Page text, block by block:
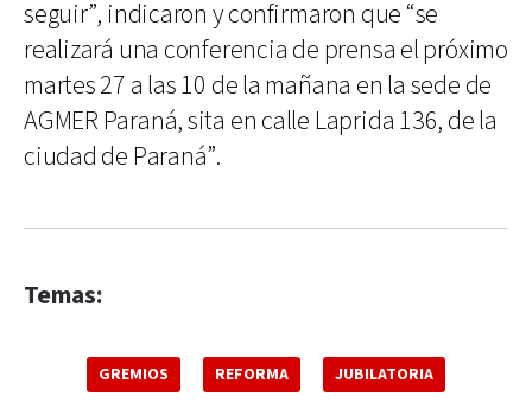
seguir”, indicaron y confirmaron que “se
realizará una conferencia de prensa el próximo
martes 27 a las 10 de la mañana en la sede de
AGMER Paraná, sita en calle Laprida 136, de la
ciudad de Paraná”.
Temas:
GREMIOS REFORMA JUBILATORIA